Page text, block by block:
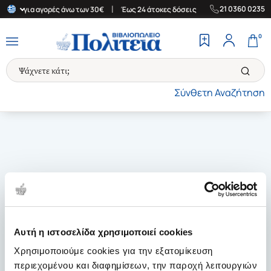
Αυτή η ιστοσελίδα χρησιμοποιεί cookies
Χρησιμοποιούμε cookies για την εξατομίκευση
περιεχομένου και διαφημίσεων, την παροχή λειτουργιών
για αγορές άνω των 30€ Έως 24 άτοκες δόσεις | Δωρεάν
21 0360 0235
Σύνθετη Αναζήτηση
0